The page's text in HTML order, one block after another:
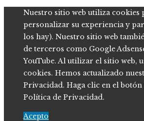
Nuestro sitio web utiliza cookies
personalizar su experiencia y
los hay). Nuestro sitio web
de terceros como Google
YouTube. Al utilizar el sitio web,
cookies. Hemos actualizado
Privacidad. Haga clic en el
Política de Privacidad.
Acepto